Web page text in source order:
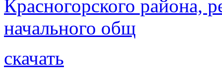
Красногорского района,
начального общ
скачать